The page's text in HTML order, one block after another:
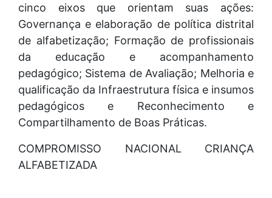
cinco eixos que orientam suas ações:
Governança e elaboração de política distrital
de alfabetização; Formação de profissionais
da educação e acompanhamento
pedagógico; Sistema de Avaliação; Melhoria e
qualificação da Infraestrutura física e insumos
pedagógicos e Reconhecimento e
Compartilhamento de Boas Práticas.
COMPROMISSO NACIONAL CRIANÇA
ALFABETIZADA